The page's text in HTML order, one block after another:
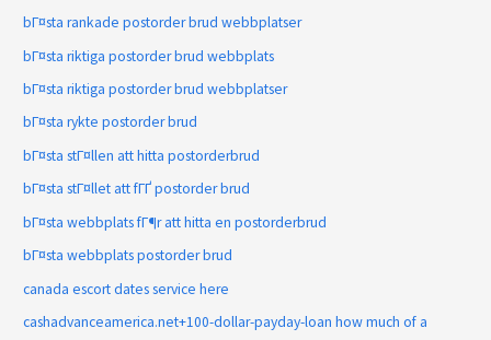
bГ¤sta rankade postorder brud webbplatser
bГ¤sta riktiga postorder brud webbplats
bГ¤sta riktiga postorder brud webbplatser
bГ¤sta rykte postorder brud
bГ¤sta stГ¤llen att hitta postorderbrud
bГ¤sta stГ¤llet att fГҐ postorder brud
bГ¤sta webbplats fГ¶r att hitta en postorderbrud
bГ¤sta webbplats postorder brud
canada escort dates service here
cashadvanceamerica.net+100-dollar-payday-loan how much of a